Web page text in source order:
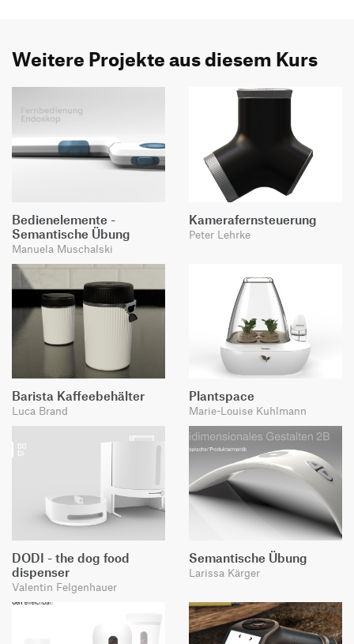
Weitere Projekte aus diesem Kurs
Bedienelemente -
Semantische Übung
Manuela Muschalski
Kamerafernsteuerung
Peter Lehrke
Barista Kaffeebehälter
Luca Brand
Plantspace
Marie-Louise Kuhlmann
DODI - the dog food
dispenser
Valentin Felgenhauer
Semantische Übung
Larissa Kärger